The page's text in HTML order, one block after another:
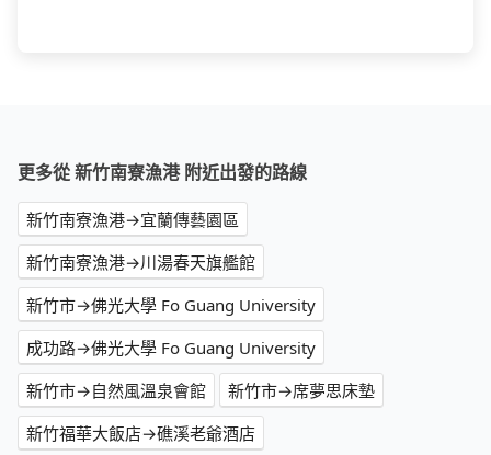
更多從 新竹南寮漁港 附近出發的路線
新竹南寮漁港→宜蘭傳藝園區
新竹南寮漁港→川湯春天旗艦館
新竹市→佛光大學 Fo Guang University
成功路→佛光大學 Fo Guang University
新竹市→自然風溫泉會館
新竹市→席夢思床墊
新竹福華大飯店→礁溪老爺酒店